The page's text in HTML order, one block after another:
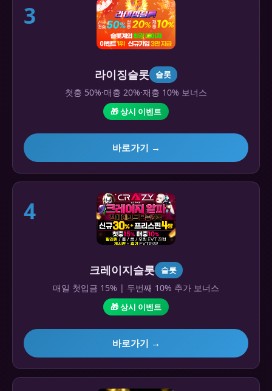
3
라이징슬롯 슬롯
첫충 50%·매충 20%·재충 10% 보너스
🎁 상시 이벤트
바로가기 →
4
크레이지슬롯 슬롯
매일 첫입금 15% | 두번째 10% 추가 보너스
🎁 상시 이벤트
바로가기 →